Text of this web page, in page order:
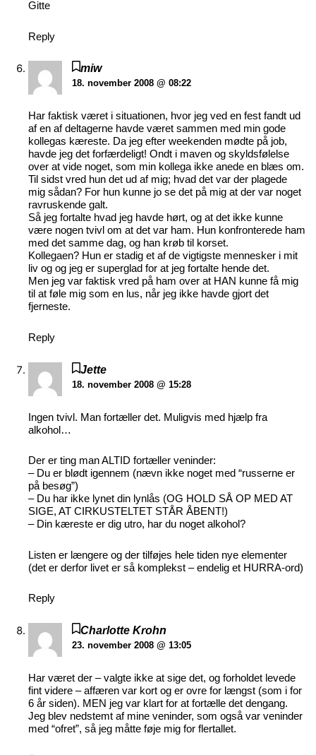
Gitte
Reply
miw
18. november 2008 @ 08:22
Har faktisk været i situationen, hvor jeg ved en fest fandt ud
af en af deltagerne havde været sammen med min gode
kollegas kæreste. Da jeg efter weekenden mødte på job,
havde jeg det forfærdeligt! Ondt i maven og skyldsfølelse
over at vide noget, som min kollega ikke anede en blæs om.
Til sidst vred hun det ud af mig; hvad det var der plagede
mig sådan? For hun kunne jo se det på mig at der var noget
ravruskende galt.
Så jeg fortalte hvad jeg havde hørt, og at det ikke kunne
være nogen tvivl om at det var ham. Hun konfronterede ham
med det samme dag, og han krøb til korset.
Kollegaen? Hun er stadig et af de vigtigste mennesker i mit
liv og og jeg er superglad for at jeg fortalte hende det.
Men jeg var faktisk vred på ham over at HAN kunne få mig
til at føle mig som en lus, når jeg ikke havde gjort det
fjerneste.
Reply
Jette
18. november 2008 @ 15:28
Ingen tvivl. Man fortæller det. Muligvis med hjælp fra
alkohol…
Der er ting man ALTID fortæller veninder:
– Du er blødt igennem (nævn ikke noget med “russerne er
på besøg”)
– Du har ikke lynet din lynlås (OG HOLD SÅ OP MED AT
SIGE, AT CIRKUSTELTET STÅR ÅBENT!)
– Din kæreste er dig utro, har du noget alkohol?
Listen er længere og der tilføjes hele tiden nye elementer
(det er derfor livet er så komplekst – endelig et HURRA-ord)
Reply
Charlotte Krohn
23. november 2008 @ 13:05
Har været der – valgte ikke at sige det, og forholdet levede
fint videre – affæren var kort og er ovre for længst (som i for
6 år siden). MEN jeg var klart for at fortælle det dengang.
Jeg blev nedstemt af mine veninder, som også var veninder
med “ofret”, så jeg måtte føje mig for flertallet.